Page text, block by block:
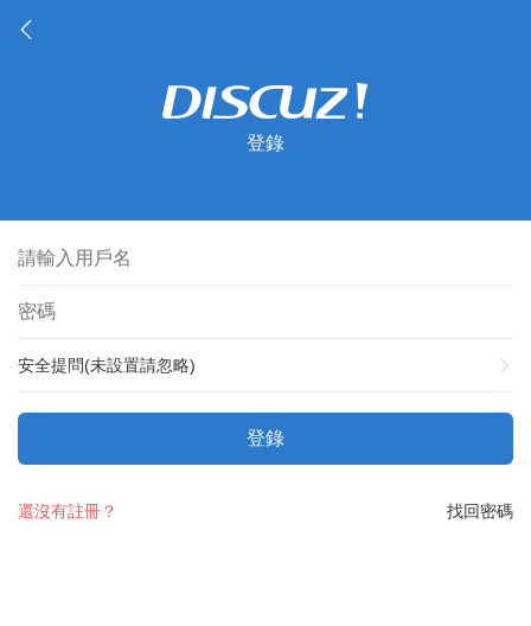
登錄
安全提問(未設置請忽略)
登錄
找回密碼
還沒有註冊？